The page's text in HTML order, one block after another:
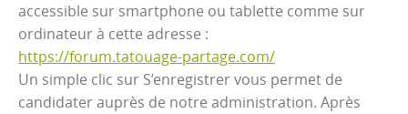
accessible sur smartphone ou tablette comme sur
ordinateur à cette adresse :
https://forum.tatouage-partage.com/
Un simple clic sur S’enregistrer vous permet de
candidater auprès de notre administration. Après